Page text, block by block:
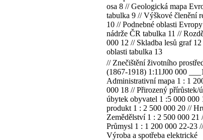
osa 8 // Geologická mapa
tabulka 9 // Výškové členění
10 // Podnebné oblasti
nádrže ČR tabulka 11 //
000 12 // Skladba lesů graf
oblasti tabulka 13
// Znečištění životního
(1867-1918) 1:11J00 000
Administrativní mapa 1 : 1
000 18 // Přirozený
úbytek obyvatel 1 :5 000 000
produkt 1 : 2 500 000 20 //
Zemědělství 1 : 2 500 000
Průmysl 1 : 1 200 000 22-23
Výroba a spotřeba elektrické